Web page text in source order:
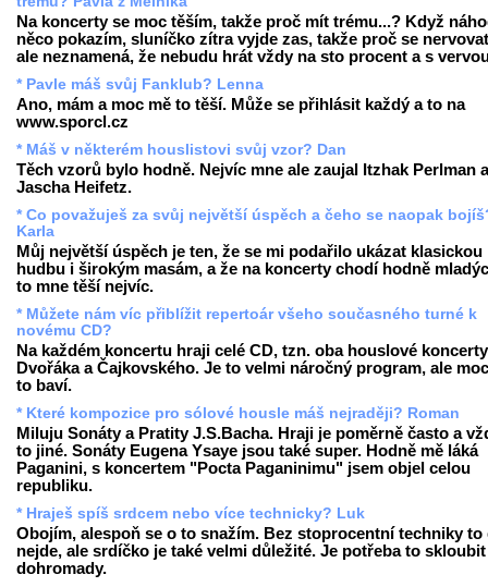
Na koncerty se moc těším, takže proč mít trému...? Když
něco pokazím, sluníčko zítra vyjde zas, takže proč se
ale neznamená, že nebudu hrát vždy na sto procent a s
* Pavle máš svůj Fanklub? Lenna
Ano, mám a moc mě to těší. Může se přihlásit každý a to na
www.sporcl.cz
* Máš v některém houslistovi svůj vzor? Dan
Těch vzorů bylo hodně. Nejvíc mne ale zaujal Itzhak Perlman a
Jascha Heifetz.
* Co považuješ za svůj největší úspěch a čeho se naopak
Karla
Můj největší úspěch je ten, že se mi podařilo ukázat klasickou
hudbu i širokým masám, a že na koncerty chodí hodně
to mne těší nejvíc.
* Můžete nám víc přiblížit repertoár všeho současného turné k
novému CD?
Na každém koncertu hraji celé CD, tzn. oba houslové
Dvořáka a Čajkovského. Je to velmi náročný program, ale
to baví.
* Které kompozice pro sólové housle máš nejraději? Roman
Miluju Sonáty a Pratity J.S.Bacha. Hraji je poměrně často a
to jiné. Sonáty Eugena Ysaye jsou také super. Hodně mě láká
Paganini, s koncertem "Pocta Paganinimu" jsem objel celou
republiku.
* Hraješ spíš srdcem nebo více technicky? Luk
Obojím, alespoň se o to snažím. Bez stoprocentní techniky to
nejde, ale srdíčko je také velmi důležité. Je potřeba to skloubit
dohromady.